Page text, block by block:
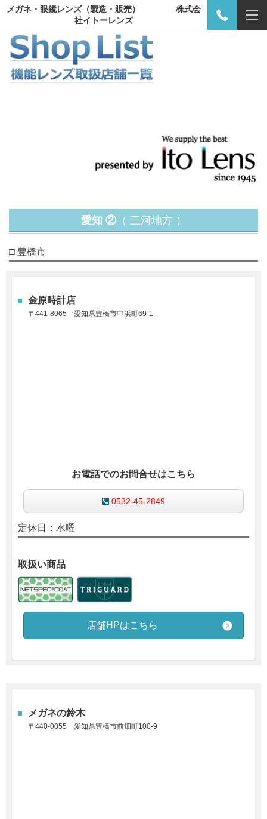
メガネ・眼鏡レンズ（製造・販売） 株式会
社イトーレンズ
愛知 ②（ 三河地方 ）
□ 豊橋市
金原時計店
〒441-8065 愛知県豊橋市中浜町69-1
お電話でのお問合せはこちら
0532-45-2849
定休日：水曜
取扱い商品
店舗HPはこちら
メガネの鈴木
〒 440-0055 愛知県豊橋市前畑町100-9